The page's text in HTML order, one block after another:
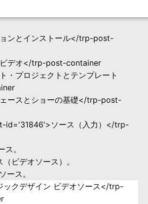
ンとインストール</trp-post-
ビデオ</trp-post-container
・プロジェクトとテンプレート
ースとショーの基礎</trp-post-
id='31846'>ソース（入力）</trp-
ス。
ビデオソース）。
ース。
ックデザイン ビデオソース</trp-